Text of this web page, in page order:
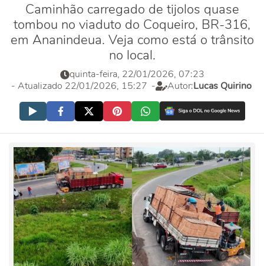
Caminhão carregado de tijolos quase
tombou no viaduto do Coqueiro, BR-316,
em Ananindeua. Veja como está o trânsito
no local.
quinta-feira, 22/01/2026, 07:23
- Atualizado 22/01/2026, 15:27 - Autor:Lucas Quirino